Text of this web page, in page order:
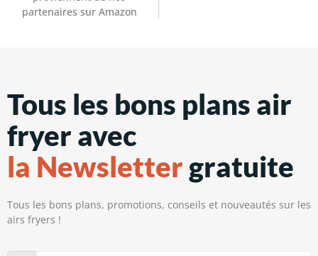
partenaires sur Amazon
Tous les bons plans air
fryer avec
la Newsletter gratuite
Tous les bons plans, promotions, conseils et nouveautés sur les
airs fryers !